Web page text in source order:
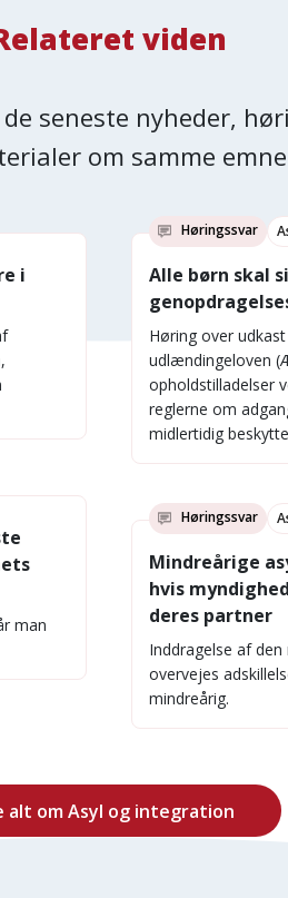
viden
seneste nyheder,
om samme
i
Alle børn skal
Høring over
udlændingeloven
opholdstilladelser
reglerne om
midlertidig
Høringssvar
man
Mindreårige
hvis
deres partner
Inddragelse af
overvejes
mindreårig.
Høringssvar
alt om Asyl og integration